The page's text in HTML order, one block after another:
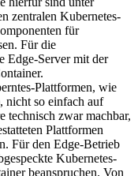
zentralen Kubernetes-
für
Für die
Edge-Server mit der
Plattformen, wie
nicht so einfach auf
technisch zwar machbar,
Plattformen
Für den Edge-Betrieb
Kubernetes-
beanspruchen. Von